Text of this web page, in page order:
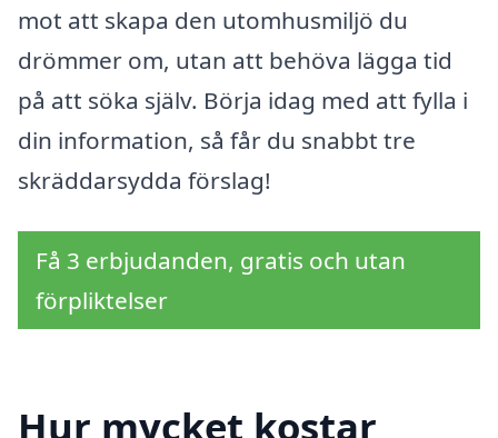
mot att skapa den utomhusmiljö du
drömmer om, utan att behöva lägga tid
på att söka själv. Börja idag med att fylla i
din information, så får du snabbt tre
skräddarsydda förslag!
Få 3 erbjudanden, gratis och utan
förpliktelser
Hur mycket kostar